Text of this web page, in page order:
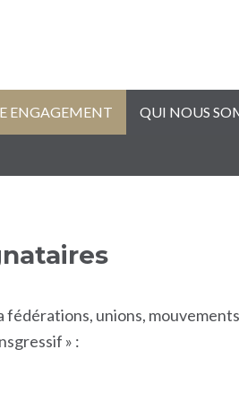
ENGAGEMENT QUI NOUS
fédérations, unions,
» :